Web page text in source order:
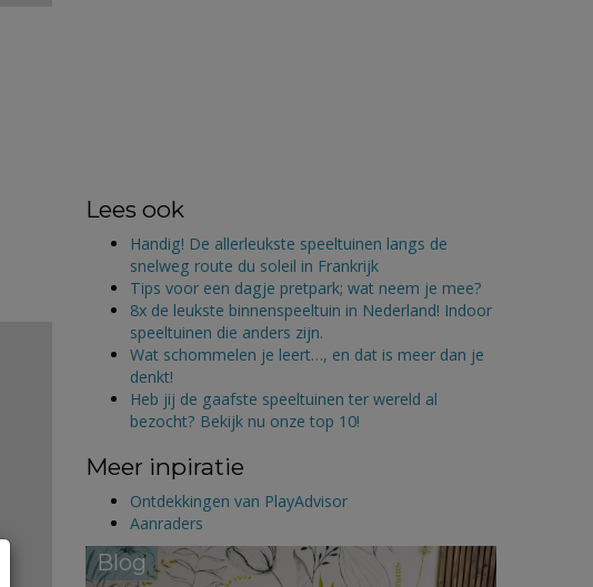
Lees ook
Handig! De allerleukste speeltuinen langs de
snelweg route du soleil in Frankrijk
Tips voor een dagje pretpark; wat neem je mee?
8x de leukste binnenspeeltuin in Nederland! Indoor
speeltuinen die anders zijn.
Wat schommelen je leert…, en dat is meer dan je
denkt!
Heb jij de gaafste speeltuinen ter wereld al
bezocht? Bekijk nu onze top 10!
Meer inpiratie
Ontdekkingen van PlayAdvisor
Aanraders
Blog